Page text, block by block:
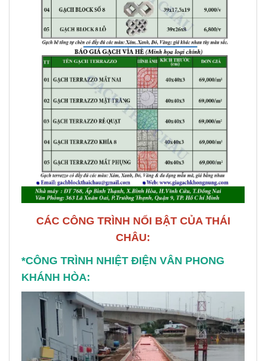
CÁC CÔNG TRÌNH NỔI BẬT CỦA THÁI
CHÂU:
*CÔNG TRÌNH NHIỆT ĐIỆN VÂN PHONG
KHÁNH HÒA: